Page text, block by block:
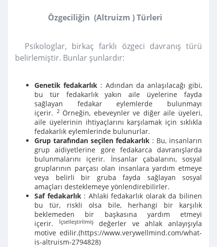
Özgeciliğin (Altruizm ) Türleri
Psikologlar, birkaç farklı özgeci davranış türü
belirlemiştir. Bunlar şunlardır:
Genetik fedakarlık : Adından da anlaşılacağı gibi,
bu tür fedakarlık yakın aile üyelerine fayda
sağlayan fedakar eylemlerde bulunmayı
içerir.
2Örneğin, ebeveynler ve diğer aile üyeleri,
aile üyelerinin ihtiyaçlarını karşılamak için sıklıkla
fedakarlık eylemlerinde bulunurlar.
Grup tarafından seçilen fedakarlık : Bu, insanların
grup aidiyetlerine göre fedakarca davranışlarda
bulunmalarını içerir. İnsanlar çabalarını, sosyal
gruplarının parçası olan insanlara yardım etmeye
veya belirli bir gruba fayda sağlayan sosyal
amaçları desteklemeye yönlendirebilirler.
Saf fedakarlık: Ahlaki fedakarlık olarak da bilinen
bu tür, riskli olsa bile, herhangi bir karşılık
beklemeden bir başkasına yardım etmeyi
içerir.
İçselleştirilmişdeğerler ve ahlak anlayışıyla
motive edilir.(https://www.verywellmind.com/what-
is-altruism-2794828)